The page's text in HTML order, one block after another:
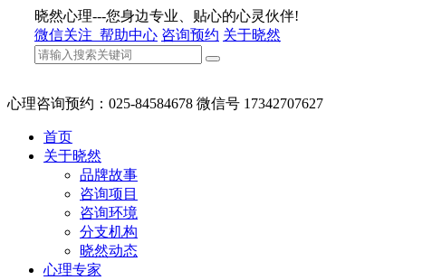
晓然心理---您身边专业、贴心的心灵伙伴!
微信关注 帮助中心 咨询预约 关于晓然
心理咨询预约：025-84584678 微信号 17342707627
首页
关于晓然
品牌故事
咨询项目
咨询环境
分支机构
晓然动态
心理专家